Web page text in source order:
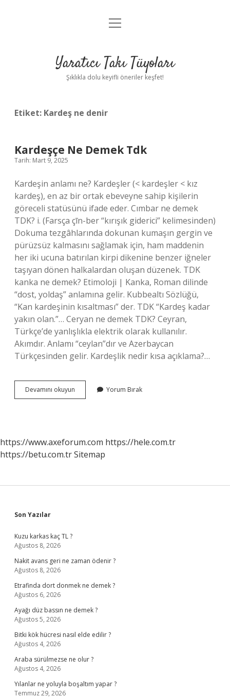
Anasayfa
Yasal Uyarı
menüyü
Yaratıcı Takı Tüyoları
Şıklıkla dolu keyifli öneriler keşfet!
Etiket: Kardeş ne denir
Kardeşçe Ne Demek Tdk
Tarih: Mart 9, 2025
Kardeşin anlamı ne? Kardeşler (< kardeşler < kız
kardeş), en az bir ortak ebeveyne sahip kişilerin
göreceli statüsünü ifade eder. Cımbar ne demek
TDK? i. (Farsça çīn-ber “kırışık giderici” kelimesinden)
Dokuma tezgâhlarında dokunan kumaşın gergin ve
pürüzsüz kalmasını sağlamak için, ham maddenin
her iki ucuna batırılan kirpi dikenine benzer iğneler
taşıyan dönen halkalardan oluşan düzenek. TDK
kanka ne demek? Etimoloji | Kanka, Roman dilinde
“dost, yoldaş” anlamına gelir. Kubbealtı Sözlüğü,
“Kan kardeşinin kısaltması” der. TDK “Kardeş kadar
yakın olan.”… Ceryan ne demek TDK? Ceyran,
Türkçe’de yanlışlıkla elektrik olarak kullanılır.
Akımdır. Anlamı “ceylan”dır ve Azerbaycan
Türkçesinden gelir. Kardeşlik nedir kısa açıklama?…
Devamını okuyun Kardeşçe
Ne
Yorum Bırak
https://www.axeforum.com https://hele.com.tr
https://betu.com.trSitemap
Sidebar
Son Yazılar
Kuzu karkas kaç TL ?
Ağustos 8, 2026
Nakit avans geri ne zaman ödenir ?
Ağustos 8, 2026
Etrafinda dort donmek ne demek ?
Ağustos 6, 2026
Ayağı düz bassın ne demek ?
Ağustos 5, 2026
Bitki kök hücresi nasıl elde edilir ?
Ağustos 4, 2026
Araba sürülmezse ne olur ?
Ağustos 4, 2026
Yılanlar ne yoluyla boşaltım yapar ?
Temmuz 29, 2026